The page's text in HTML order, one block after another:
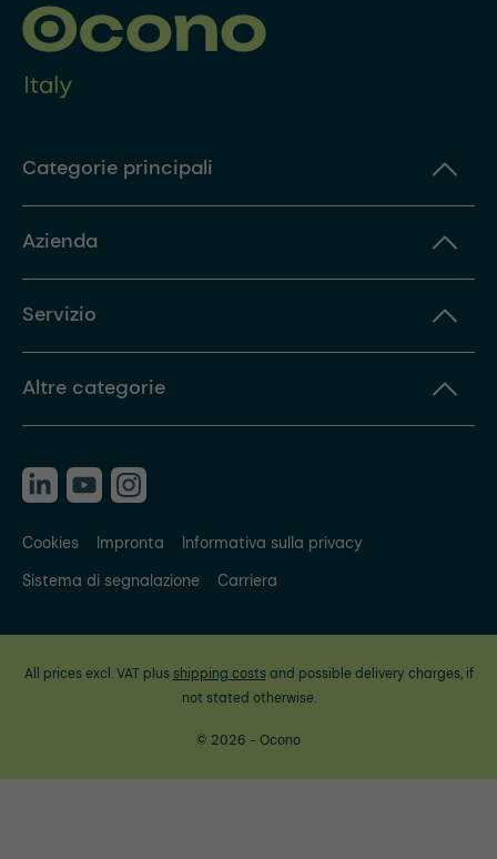
Categorie principali
Azienda
Servizio
Altre categorie
Cookies Impronta
Informativa sulla privacy
Sistema di segnalazione
Carriera
All prices excl. VAT plus shipping costsand possible delivery charges, if
not stated otherwise.
© 2026 - Ocono